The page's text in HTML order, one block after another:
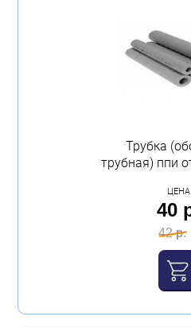
Трубка
трубная) ппи
ЦЕНА
40
42 р.